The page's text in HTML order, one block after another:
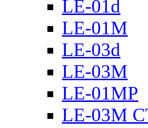
LE-01d
LE-01M
LE-03d
LE-03M
LE-01MP
LE-03M